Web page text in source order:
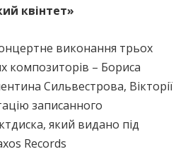
квінтет»
виконання трьох
композиторів – Бориса
Сильвестрова, Вікторії
записанного
який видано під
Records